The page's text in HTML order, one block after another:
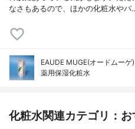
なさもあるので、ほかの化粧水やパ
EAUDE MUGE(オードムーゲ)
薬用保湿化粧水
化粧水関連カテゴリ：